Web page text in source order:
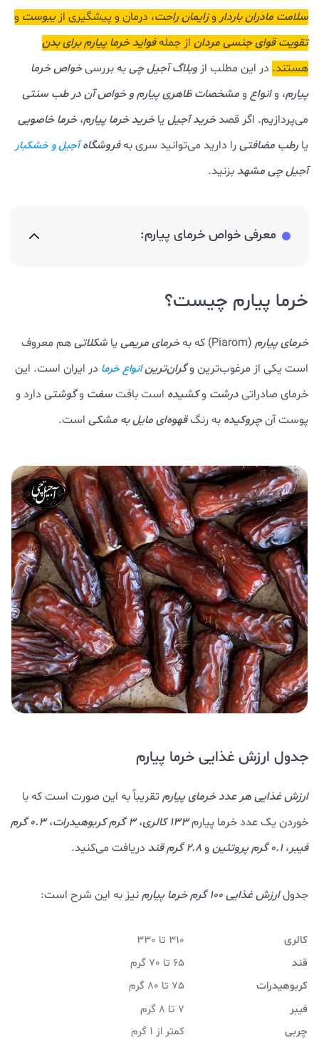
سلامت مادران باردار وزایمان راحت، درمان و پیشگیری ازیبوست و
تقویت قوای جنسی مردان از جملهفواید خرما پیارمبرای بدن
هستند. در این مطلب از وبلاگ آجیل چیبه بررسیخواص خرما
پیارم، وانواع ومشخصات ظاهری پیارم و خواص آن در طب سنتی
می‌پردازیم. اگر قصدخرید آجیل یاخرید خرما پیارم،خرما خاصویی
یارطب مضافتی را دارید می‌توانید سری بهفروشگاهآجیل و خشکبار
آجیل چی مشهدبزنید.
معرفی خواص خرمای پیارم:
خرما پیارم چیست؟
خرمای پیارم (Piarom) که به خرمای مریمی یا شکلاتیهم معروف
است یکی از مرغوب‌ترین وگران‌ترینانواع خرما در ایران است. این
خرمای صادراتیدرشت وکشیده است بافتسفت وگوشتی دارد و
پوست آنچروکیده به رنگقهوه‌ای مایل به مشکی است.
جدول ارزش غذایی خرما پیارم
ارزش غذایی هر عدد خرمای پیارم تقریباً به این صورت است که با
خوردن یک عدد خرما پیارم133 کالری ،3 گرم کربوهیدرات ،
0.3 گرم
فیبر،0.1 گرم پروتئین و2.8 گرم قند دریافت می‌کنید.
جدولارزش غذایی 100 گرم خرما پیارم نیز به این شرح است:
کالری
310 تا 330
قند
65 تا 70 گرم
کربوهیدرات
75 تا 80 گرم
فیبر
7 تا 8 گرم
چربی
کمتر از 1 گرم